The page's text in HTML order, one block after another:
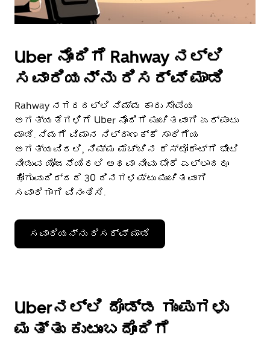
Uber ನೊಂದಿಗೆ Rahway ನಲ್ಲಿ
ಸವಾರಿಯನ್ನು ರಿಸರ್ವ್ ಮಾಡಿ
Rahway ನಗರದಲ್ಲಿ ನಿಮ್ಮ ಕಾರು ಸೇವೆಯ
ಅಗತ್ಯತೆಗಳಿಗೆ Uber ನೊಂದಿಗೆ ಮುಂಚಿತವಾಗಿ ಏರ್ಪಾಟು
ಮಾಡಿ. ನಿಮಗೆ ವಿಮಾನ ನಿಲ್ದಾಣಕ್ಕೆ ಸಾರಿಗೆಯ
ಅಗತ್ಯವಿರಲಿ, ನಿಮ್ಮ ಮೆಚ್ಚಿನ ರೆಸ್ಟೋರೆಂಟ್‌ಗೆ ಭೇಟಿ
ನೀಡುವ ಯೋಜನೆಯಿರಲಿ ಅಥವಾ ನೀವು ಬೇರೆ ಎಲ್ಲಾದರೂ
ಹೋಗುವುದಿದ್ದರೆ 30 ದಿನಗಳಷ್ಟು ಮುಂಚಿತವಾಗಿ
ಸವಾರಿಗಾಗಿ ವಿನಂತಿಸಿ.
ಸವಾರಿಯನ್ನು ರಿಸರ್ವ್ ಮಾಡಿ
Uberನಲ್ಲಿ ದೊಡ್ಡ ಗುಂಪುಗಳು
ಮತ್ತು ಕುಟುಂಬದೊಂದಿಗೆ